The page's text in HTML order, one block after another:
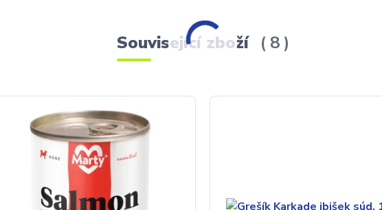
Související zboží 8